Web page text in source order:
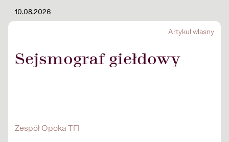
10.08.2026
Artykuł własny
Sejsmograf giełdowy
Zespół Opoka TFI